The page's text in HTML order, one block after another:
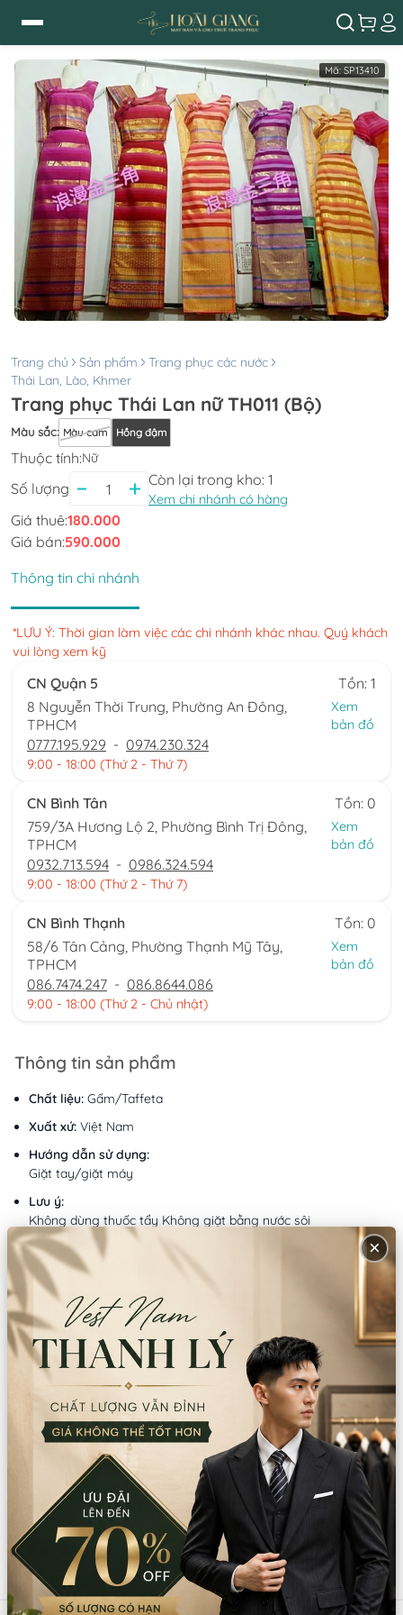
Mã: SP13410
Trang chủ Sản phẩm
Trang phục các nước
Thái Lan, Lào, Khmer
Trang phục Thái Lan nữ TH011 (Bộ)
Màu sắc: Màu cam Hồng đậm
Thuộc tính:Nữ
Số lượng
Còn lại trong kho: 1
Xem chi nhánh có hàng
Giá thuê:180.000
Giá bán:590.000
Thông tin chi nhánh
*LƯU Ý: Thời gian làm việc các chi nhánh khác nhau. Quý khách
vui lòng xem kỹ
CN Quận 5
Tồn: 1
8 Nguyễn Thời Trung, Phường An Đông,
TPHCM
Xem
bản đồ
0777.195.929 - 0974.230.324
9:00 - 18:00 (Thứ 2 - Thứ 7)
CN Bình Tân
Tồn: 0
759/3A Hương Lộ 2, Phường Bình Trị Đông,
TPHCM
Xem
bản đồ
0932.713.594 - 0986.324.594
9:00 - 18:00 (Thứ 2 - Thứ 7)
CN Bình Thạnh
Tồn: 0
58/6 Tân Cảng, Phường Thạnh Mỹ Tây,
TPHCM
Xem
bản đồ
086.7474.247 - 086.8644.086
9:00 - 18:00 (Thứ 2 - Chủ nhật)
Thông tin sản phẩm
Chất liệu: Gấm/Taffeta
Xuất xứ: Việt Nam
Hướng dẫn sử dụng:
Giặt tay/giặt máy
Lưu ý:
Không dùng thuốc tẩy Không giặt bằng nước sôi
Mô tả sản phẩm
Sản phẩm tương tự
×